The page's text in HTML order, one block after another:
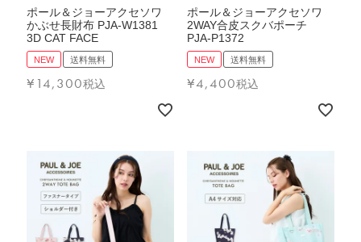
ポール＆ジョーアクセソワ
かぶせ長財布 PJA-W1381
3D CAT FACE
NEW 送料無料
¥ 14,300税込
ポール＆ジョーアクセソワ
2WAY合皮スクバポーチ
PJA-P1372
NEW 送料無料
¥4,400税込